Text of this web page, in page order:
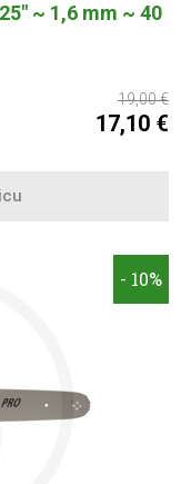
~ 1,6 mm ~ 40
19,00 €
17,10 €
- 10%